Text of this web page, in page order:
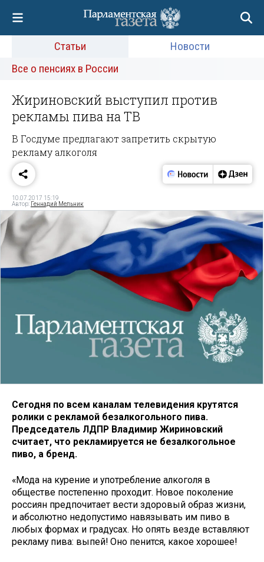
Статьи
Новости
Все о пенсиях в России
Жириновский выступил против
рекламы пива на ТВ
В Госдуме предлагают запретить скрытую
рекламу алкоголя
10.07.2017 15:19
Автор: Геннадий Мельник
Сегодня по всем каналам телевидения крутятся
ролики с рекламой безалкогольного пива.
Председатель ЛДПР Владимир Жириновский
считает, что рекламируется не безалкогольное
пиво, а бренд.
«Мода на курение и употребление алкоголя в
обществе постепенно проходит. Новое поколение
россиян предпочитает вести здоровый образ жизни,
и абсолютно недопустимо навязывать им пиво в
любых формах и градусах. Но опять везде вставляют
рекламу пива: выпей! Оно пенится, какое хорошее!